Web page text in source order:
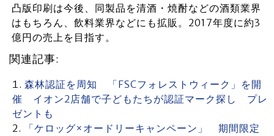
凸版印刷は今後、同製品を清酒・焼酎などの酒類業界
はもちろん、飲料業界などにも拡販。2017年度に約3
億円の売上を目指す。
関連記事:
森林認証を周知 「FSCフォレストウィーク」を開
催 イオン2店舗で子どもたちが認証マーク探し プレ
ゼントも
「ケロッグ×オードリーキャンペーン」 期間限定